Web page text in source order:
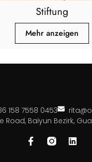
Stiftung
Mehr anzeigen
158 7558 0453
Road, Baiyun Bezirk,